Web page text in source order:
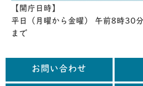
【開庁日時】
平日（月曜から金曜） 午前8時30
まで
お問い合わせ